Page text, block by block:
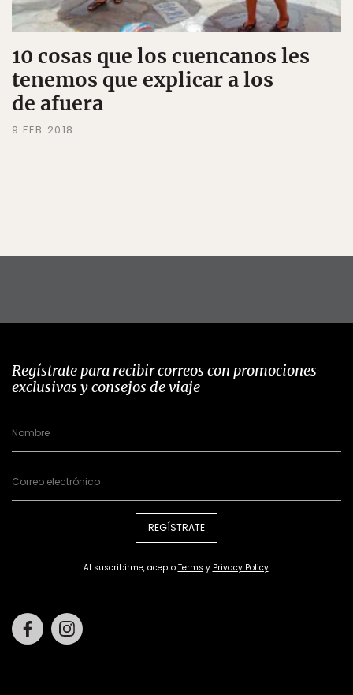
10 cosas que los cuencanos les
tenemos que explicar a los
de afuera
9 FEB 2018
Regístrate para recibir correos con promociones
exclusivas y consejos de viaje
REGÍSTRATE
Al suscribirme, acepto Terms y Privacy Policy.
Facebook